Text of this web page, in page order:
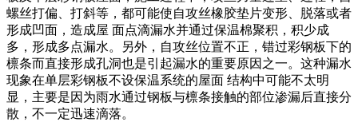
螺丝打偏、打斜等，都可能使自攻丝橡胶垫片变形、脱落或者
形成凹面，造成屋 面点滴漏水并通过保温棉聚积，积少成
多，形成多点漏水。另外，自攻丝位置不正，错过彩钢板下的
檩条而直接形成孔洞也是引起漏水的重要原因之一。这种漏水
现象在单层彩钢板不设保温系统的屋面 结构中可能不太明
显，主要是因为雨水通过钢板与檩条接触的部位渗漏后直接分
散，不一定迅速滴落。